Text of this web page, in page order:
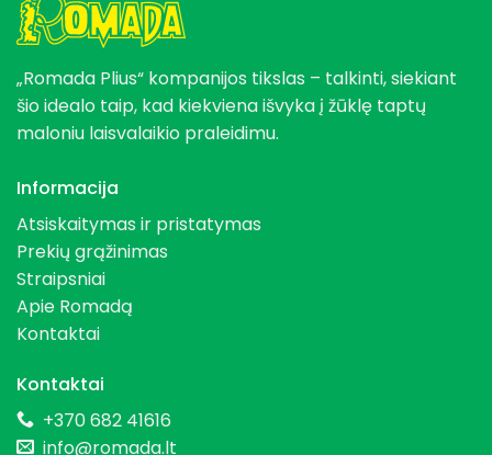
„Romada Plius“ kompanijos tikslas – talkinti, siekiant
šio idealo taip, kad kiekviena išvyka į žūklę taptų
maloniu laisvalaikio praleidimu.
Informacija
Atsiskaitymas ir pristatymas
Prekių grąžinimas
Straipsniai
Apie Romadą
Kontaktai
Kontaktai
+370 682 41616
info@romada.lt